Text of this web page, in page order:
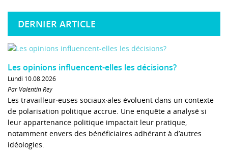
DERNIER ARTICLE
Les opinions influencent-elles les décisions?
Lundi 10.08.2026
Par Valentin Rey
Les travailleur·euses sociaux·ales évoluent dans un contexte
de polarisation politique accrue. Une enquête a analysé si
leur appartenance politique impactait leur pratique,
notamment envers des bénéficiaires adhérant à d’autres
idéologies.